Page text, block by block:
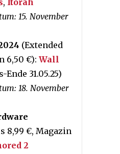
, Itorah
15. November
(Extended
6,50 €): Wall
31.05.25)
18. November
8,99 €, Magazin
2